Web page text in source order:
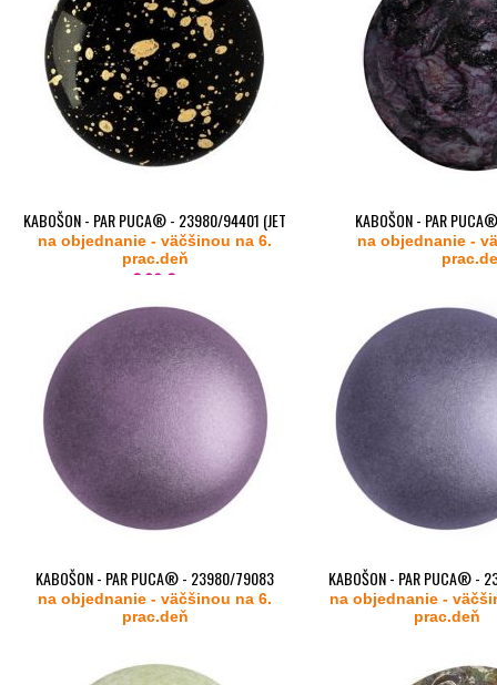
KABOŠON - PAR PUCA® - 23980/94401 (JET
SPLASH)
na objednanie - väčšinou na 6.
prac.deň
2,89 €
KABOŠON - PAR
(METALLIC MAT
na objednanie -
KABOŠON - PAR PUCA® - 23980/79083
(METALLIC MAT DARK PLUM)
na objednanie - väčšinou na 6.
prac.deň
KABOŠON - PAR PUCA® -
(METALLIC MAT
na objednanie -
prac.deň